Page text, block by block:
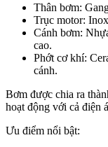
Thân bơm:
Trục motor:
Cánh bơm:
cao.
Phớt cơ khí:
cánh.
Bơm được chia ra
hoạt động với cả điện
Ưu điểm nổi bật: